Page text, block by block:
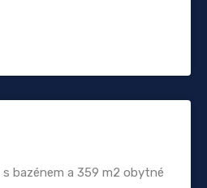
s bazénem a 359 m2 obytné